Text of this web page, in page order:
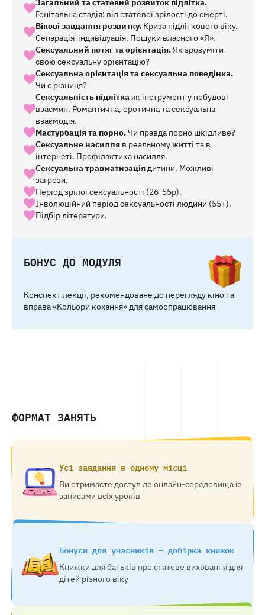
Загальний та статевий розвиток підлітка.
Генітальна стадія: від статевої зрілості до смерті.
Вікові завдання розвитку. Криза підліткового віку.
Сепарація-індивідуація. Пошуки власного «Я».
Сексуальний потяг та орієнтація.Як зрозуміти
свою сексуальну орієнтацію?
Сексуальна орієнтація та сексуальна поведінка.
Чи є різниця?
Сексуальність підліткаяк інструмент у побудові
взаємин. Романтична, еротична та сексуальна
взаємодія.
Мастурбація та порно.Чи правда порно шкідливе?
Сексуальне насилля в реальному житті та в
інтернеті. Профілактика насилля.
Сексуальна травматизаціядитини. Можливі
загрози.
Період зрілої сексуальності (26-55р).
Інволюційний період сексуальності людини (55+).
Підбір літератури.
БОНУС ДО МОДУЛЯ
Конспект лекції, рекомендоване до перегляду кіно та
вправа «Кольори кохання» для самоопрацювання
ФОРМАТ ЗАНЯТЬ
Усі завдання в одному місці
Ви отримаєте доступ до онлайн-середовища із
записами всіх уроків
Бонуси для учасників — добірка книжок
Книжки для батьків про статеве виховання для
дітей різного віку